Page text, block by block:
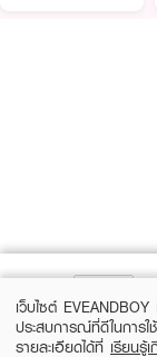
● FDA Registration
● 197 RED BEAN แด
● 198 PINK
● 199 COOL
เว็บไซต์
ประสบการณ์ที่ดีในการ
รายละเอียดได้ที่ เรียนรู้